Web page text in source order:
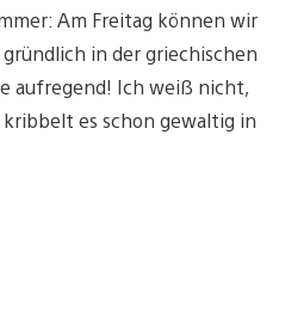
Am Freitag können wir
in der griechischen
aufregend! Ich weiß nicht,
es schon gewaltig in